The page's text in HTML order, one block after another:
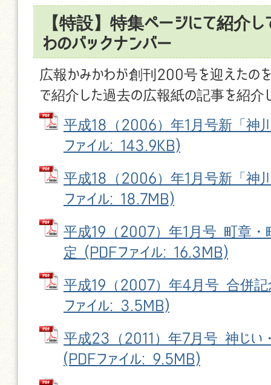
【特設】特集ページにて紹介し
わのバックナンバー
広報かみかわが創刊200号を迎えたの
で紹介した過去の広報紙の記事を紹介
平成18（2006）年1月号新「神
ファイル: 143.9KB)
平成18（2006）年1月号新「神
ファイル: 18.7MB)
平成19（2007）年1月号 町章・
定 (PDFファイル: 16.3MB)
平成19（2007）年4月号 合併
ファイル: 3.5MB)
平成23（2011）年7月号 神じい
(PDFファイル: 9.5MB)